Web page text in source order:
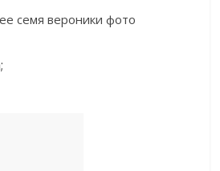
семя вероники фото